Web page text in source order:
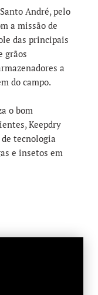
André, pelo
a missão de
das principais
grãos
a
do campo.
o bom
Keepdry
tecnologia
e insetos em